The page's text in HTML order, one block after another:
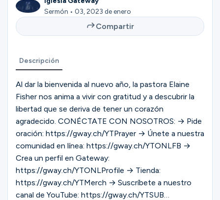
Grupos
Buscar
Español
Sermón • 03, 2023 de enero
Compartir
Descripción
Al dar la bienvenida al nuevo año, la pastora Elaine
Fisher nos anima a vivir con gratitud y a descubrir la
libertad que se deriva de tener un corazón
agradecido. CONÉCTATE CON NOSOTROS: → Pide
oración: https://gway.ch/YTPrayer → Únete a nuestra
comunidad en línea: https://gway.ch/YTONLFB →
Crea un perfil en Gateway:
https://gway.ch/YTONLProfile → Tienda:
https://gway.ch/YTMerch → Suscríbete a nuestro
canal de YouTube: https://gway.ch/YTSUB